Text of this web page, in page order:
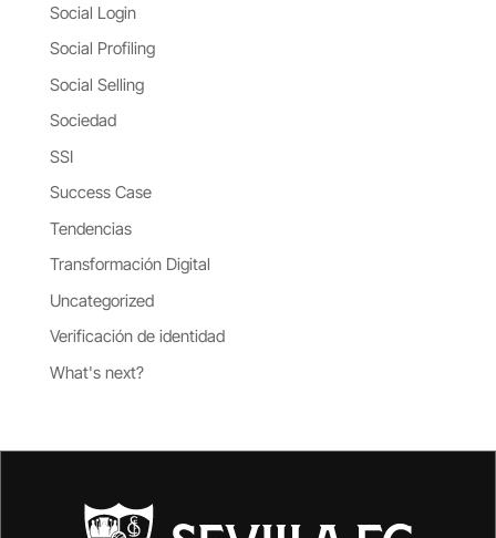
Social Login
Social Profiling
Social Selling
Sociedad
SSI
Success Case
Tendencias
Transformación Digital
Uncategorized
Verificación de identidad
What's next?